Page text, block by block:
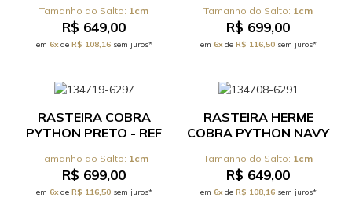
1cm
R$ 649,00
em 6xde R$ 108,16sem juros*
1cm
R$ 699,00
em 6xde R$ 116,50sem juros*
RASTEIRA COBRA
PYTHON PRETO - REF
1cm
R$ 699,00
em 6xde R$ 116,50sem juros*
RASTEIRA HERME
COBRA PYTHON NAVY
1cm
R$ 649,00
em 6xde R$ 108,16sem juros*